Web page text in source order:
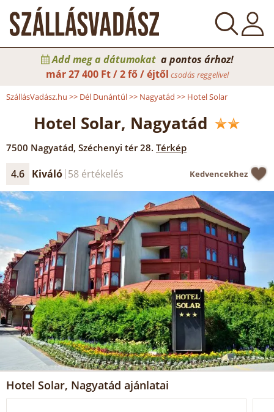
Add meg a dátumokat a pontos árhoz!
már27 400 Ft / 2 fő / éjtől csodás reggelivel
SzállásVadász.hu >> Dél Dunántúl>> Nagyatád >> Hotel Solar
Hotel Solar, Nagyatád
7500 Nagyatád, Széchenyi tér 28. Térkép
4.6 Kiváló 58 értékelés Kedvencekhez
Hotel Solar, Nagyatád ajánlatai